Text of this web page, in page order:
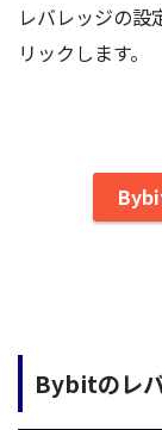
レバレッジの設
リックします。
Bybitのレ